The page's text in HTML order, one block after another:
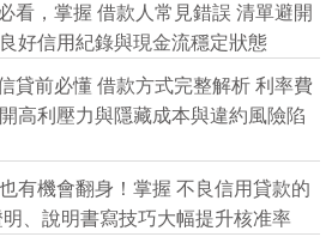
看，掌握 借款人常見錯誤 清單避開
好信用紀錄與現金流穩定狀態
貸前必懂 借款方式完整解析 利率費
高利壓力與隱藏成本與違約風險陷
有機會翻身！掌握 不良信用貸款的
、說明書寫技巧大幅提升核准率